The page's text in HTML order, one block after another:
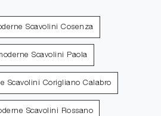
Scavolini Cosenza
Scavolini Paola
Scavolini Corigliano Calabro
Scavolini Rossano